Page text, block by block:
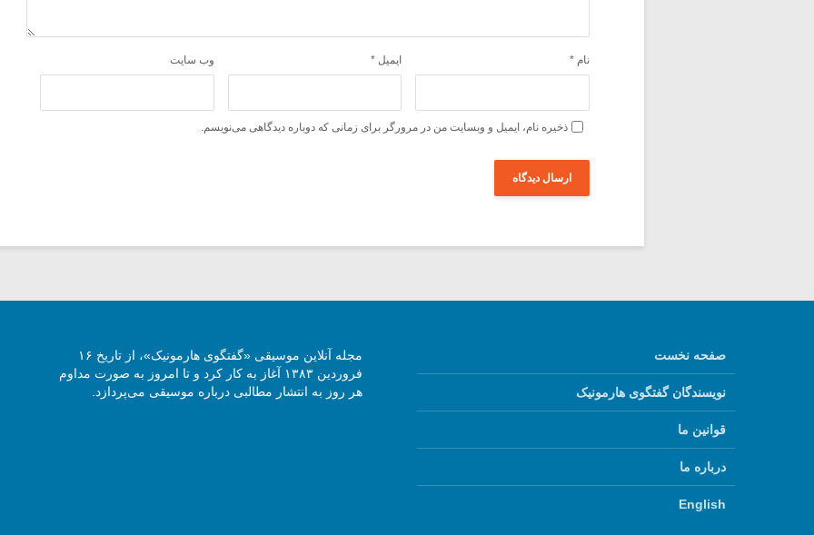
نام * ایمیل * وب‌ سایت
ذخیره نام، ایمیل و وبسایت من در مرورگر برای زمانی که دوباره دیدگاهی می‌نویسم.
صفحه نخست
نویسندگان گفتگوی هارمونیک
قوانین ما
درباره ما
English
مجله آنلاین موسیقی «گفتگوی هارمونیک»، از تاریخ ۱۶
فروردین ۱۳۸۳ آغاز به کار کرد و تا امروز به صورت مداوم
هر روز به انتشار مطالبی درباره موسیقی می‌پردازد.